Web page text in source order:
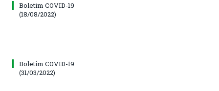
Boletim COVID-19
(18/08/2022)
Boletim COVID-19
(31/03/2022)